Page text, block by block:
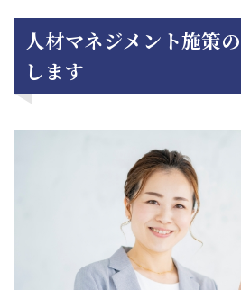
人材マネジメント施策
します